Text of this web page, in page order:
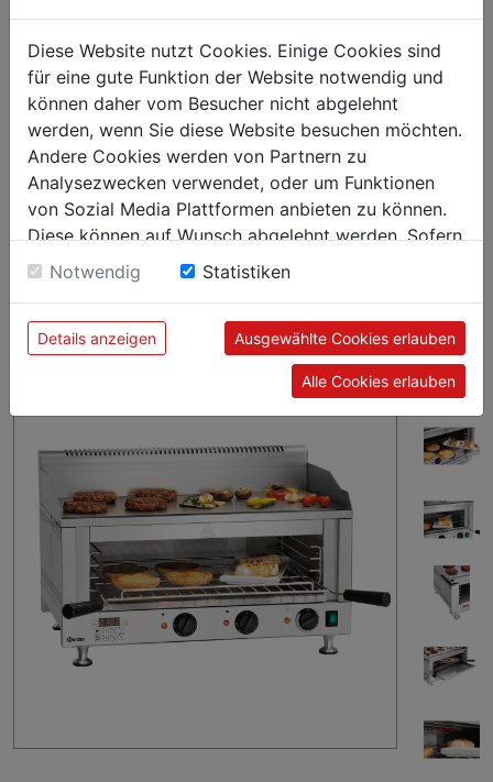
Heizzonen. Die Wärmezufuhr des Salamanders lässt sich
perfekt mit dem höhenverstellbaren Rost und der stufenlos
einstellbaren Temperatur regulieren. Mit dem digitalen Timer
sind Grill- und Gratiniervorgänge bestens unter Kontrolle –
auch in Stoßzeiten.
Diese Website nutzt Cookies. Einige Cookies sind
für eine gute Funktion der Website notwendig und
können daher vom Besucher nicht abgelehnt
werden, wenn Sie diese Website besuchen möchten.
Andere Cookies werden von Partnern zu
Analysezwecken verwendet, oder um Funktionen
von Sozial Media Plattformen anbieten zu können.
Diese können auf Wunsch abgelehnt werden. Sofern
sie unsere Webseite weiter nutzen, geben Sie
Einwilligung zu unseren Cookies.
Notwendig Statistiken
Details anzeigen Ausgewählte Cookies erlauben
Alle Cookies erlauben